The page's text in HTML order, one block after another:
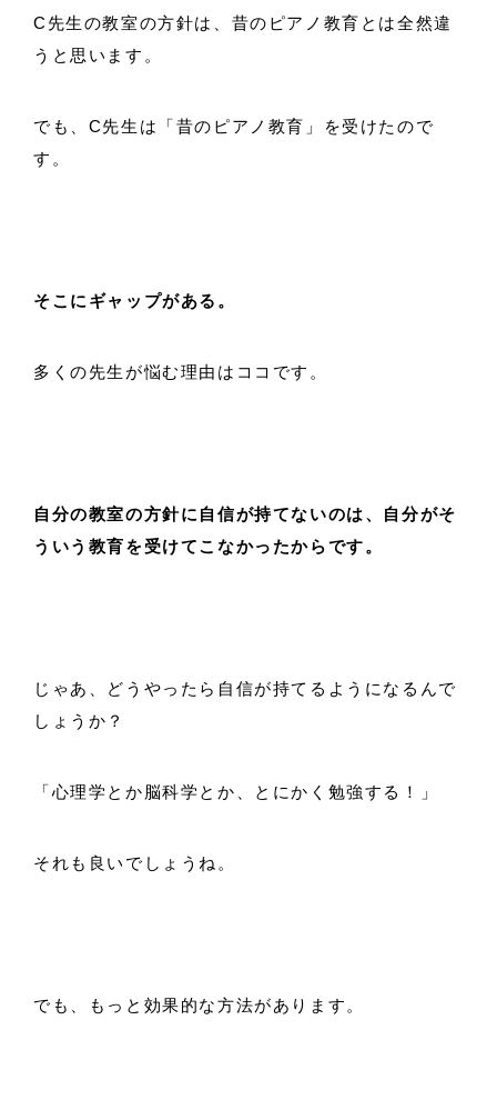
C先生の教室の方針は、昔のピアノ教育とは全然違
うと思います。
でも、C先生は「昔のピアノ教育」を受けたので
す。
そこにギャップがある。
多くの先生が悩む理由はココです。
自分の教室の方針に自信が持てないのは、自分がそ
ういう教育を受けてこなかったからです。
じゃあ、どうやったら自信が持てるようになるんで
しょうか？
「心理学とか脳科学とか、とにかく勉強する！」
それも良いでしょうね。
でも、もっと効果的な方法があります。